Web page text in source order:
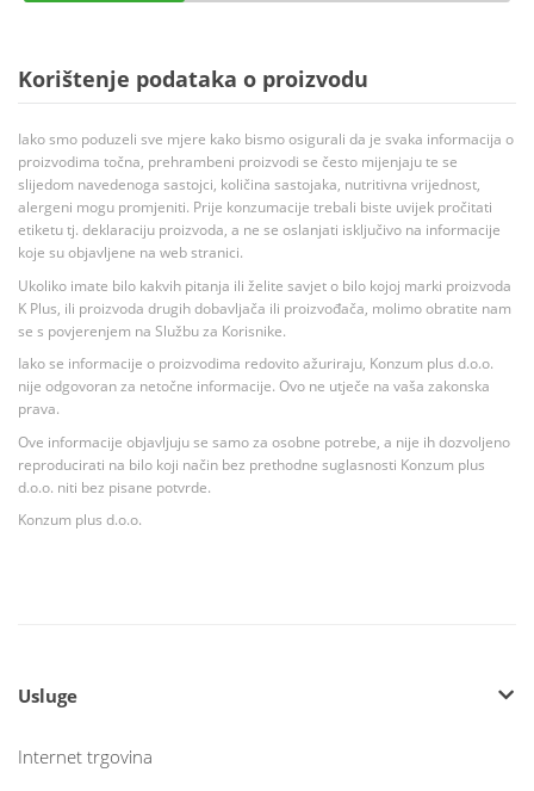
Korištenje podataka o proizvodu
Iako smo poduzeli sve mjere kako bismo osigurali da je svaka informacija o
proizvodima točna, prehrambeni proizvodi se često mijenjaju te se
slijedom navedenoga sastojci, količina sastojaka, nutritivna vrijednost,
alergeni mogu promjeniti. Prije konzumacije trebali biste uvijek pročitati
etiketu tj. deklaraciju proizvoda, a ne se oslanjati isključivo na informacije
koje su objavljene na web stranici.
Ukoliko imate bilo kakvih pitanja ili želite savjet o bilo kojoj marki proizvoda
K Plus, ili proizvoda drugih dobavljača ili proizvođača, molimo obratite nam
se s povjerenjem na Službu za Korisnike.
Iako se informacije o proizvodima redovito ažuriraju, Konzum plus d.o.o.
nije odgovoran za netočne informacije. Ovo ne utječe na vaša zakonska
prava.
Ove informacije objavljuju se samo za osobne potrebe, a nije ih dozvoljeno
reproducirati na bilo koji način bez prethodne suglasnosti Konzum plus
d.o.o. niti bez pisane potvrde.
Konzum plus d.o.o.
Usluge
Internet trgovina